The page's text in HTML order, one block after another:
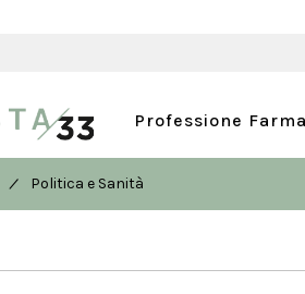
Professione
/ Politica e Sanità